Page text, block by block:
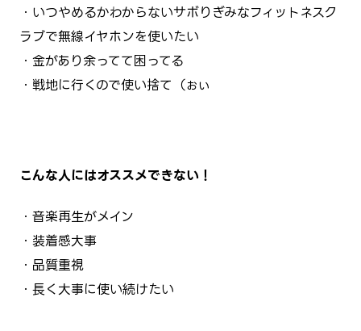
・いつやめるかわからないサボりぎみなフィットネスク
ラブで無線イヤホンを使いたい
・金があり余ってて困ってる
・戦地に行くので使い捨て（ぉぃ
こんな人にはオススメできない！
・音楽再生がメイン
・装着感大事
・品質重視
・長く大事に使い続けたい